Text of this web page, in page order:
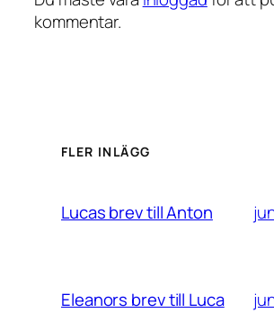
kommentar.
FLER INLÄGG
Lucas brev till Anton
Eleanors brev till Luca